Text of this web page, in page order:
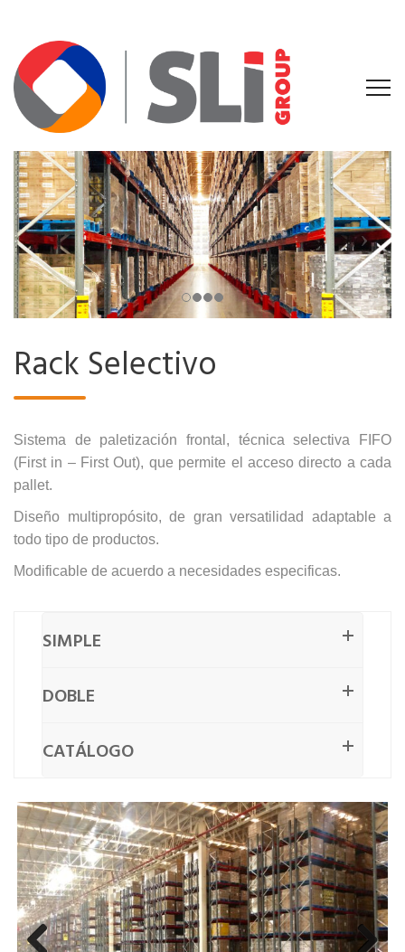
Rack Selectivo
Sistema de paletización frontal, técnica selectiva FIFO
(First in – First Out), que permite el acceso directo a cada
pallet.
Diseño multipropósito, de gran versatilidad adaptable a
todo tipo de productos.
Modificable de acuerdo a necesidades especificas.
SIMPLE
DOBLE
CATÁLOGO